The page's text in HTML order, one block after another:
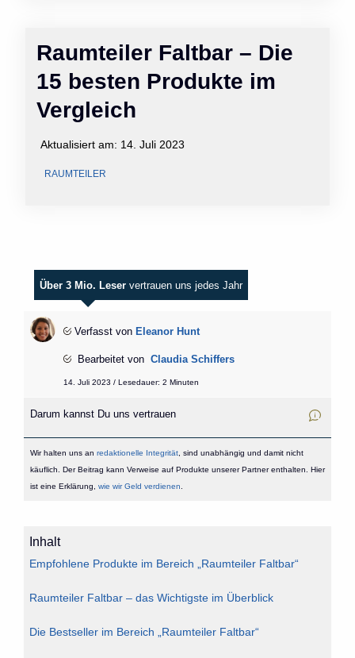
Raumteiler Faltbar – Die
15 besten Produkte im
Vergleich
Aktualisiert am: 14. Juli 2023
RAUMTEILER
Über 3 Mio. Leser vertrauen uns jedes Jahr
Verfasst von Eleanor Hunt
Bearbeitet von Claudia Schiffers
14. Juli 2023 / Lesedauer: 2 Minuten
Darum kannst Du uns vertrauen
Wir halten uns an redaktionelle Integrität, sind unabhängig und damit nicht
käuflich. Der Beitrag kann Verweise auf Produkte unserer Partner enthalten. Hier
ist eine Erklärung, wie wir Geld verdienen
Inhalt
Empfohlene Produkte im Bereich „Raumteiler Faltbar“
Raumteiler Faltbar – das Wichtigste im Überblick
Die Bestseller im Bereich „Raumteiler Faltbar“